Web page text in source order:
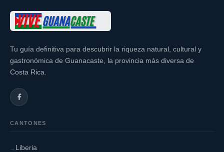
Tu guía definitiva para descubrir la riqueza natural, cultural y
gastronómica de Guanacaste, la provincia más diversa de
Costa Rica.
CANTONES
Liberia